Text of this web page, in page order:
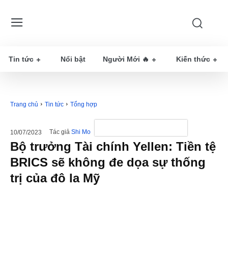
Tin tức Nổi bật Người Mới 🔥 Kiến thức
Trang chủ Tin tức Tổng hợp
10/07/2023 Tác giả Shi Mo
Bộ trưởng Tài chính Yellen: Tiền tệ
BRICS sẽ không đe dọa sự thống
trị của đô la Mỹ